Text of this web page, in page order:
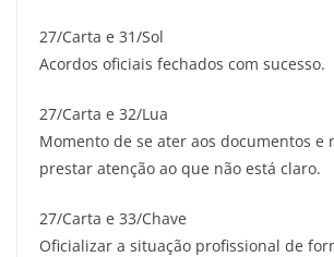
27/Carta e 31/Sol
Acordos oficiais fechados com sucesso.
27/Carta e 32/Lua
Momento de se ater aos documentos e
prestar atenção ao que não está claro.
27/Carta e 33/Chave
Oficializar a situação profissional de